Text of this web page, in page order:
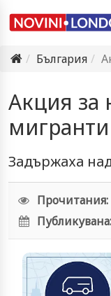
България
Акция за
Задържаха
Прочитания:
Публикувана: